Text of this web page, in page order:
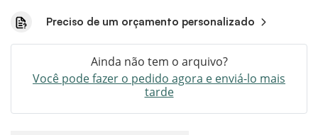
Preciso de um orçamento personalizado
Ainda não tem o arquivo?
Você pode fazer o pedido agora e enviá-lo mais
tarde